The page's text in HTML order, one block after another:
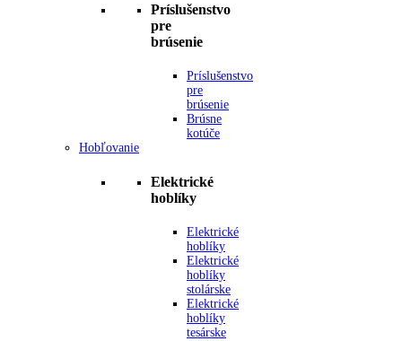
Príslušenstvo
pre
brúsenie
Príslušenstvo
pre
brúsenie
Brúsne
kotúče
Hobľovanie
Elektrické
hoblíky
Elektrické
hoblíky
Elektrické
hoblíky
stolárske
Elektrické
hoblíky
tesárske